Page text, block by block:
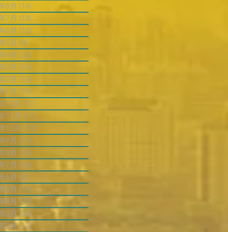
8月 (14) 14 篇文章
7月 (18)
6月 (10)
5月 (8)
4月 (23)
3月 (16)
2月 (13)
1月 (15)
12月 (17)
11月 (17)
10月 (14)
9月 (14)
8月 (13)
7月 (16)
6月 (5)
5月 (14)
4月 (20) 20 篇文章
3月 (20) 20 篇文章
2月 (12)12 篇文章